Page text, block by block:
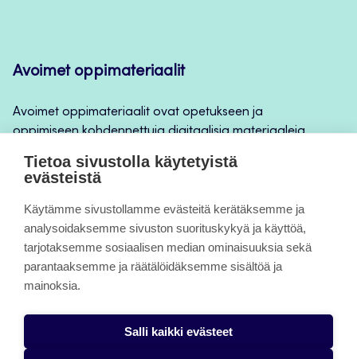
Avoimet oppimateriaalit
Avoimet oppimateriaalit ovat opetukseen ja
oppimiseen kohdennettuja digitaalisia materiaaleja,
opintojaksototeutuksilla, jatkuvan oppimisen ja
Tietoa sivuista
Evästeet
Saavutettavuusseloste
Tietosuojaseloste
Tietoa sivustolla käytetyistä
evästeistä
Käytämme sivustollamme evästeitä kerätäksemme ja
analysoidaksemme sivuston suorituskykyä ja käyttöä,
tarjotaksemme sosiaalisen median ominaisuuksia sekä
parantaaksemme ja räätälöidäksemme sisältöä ja
mainoksia.
Salli kaikki evästeet